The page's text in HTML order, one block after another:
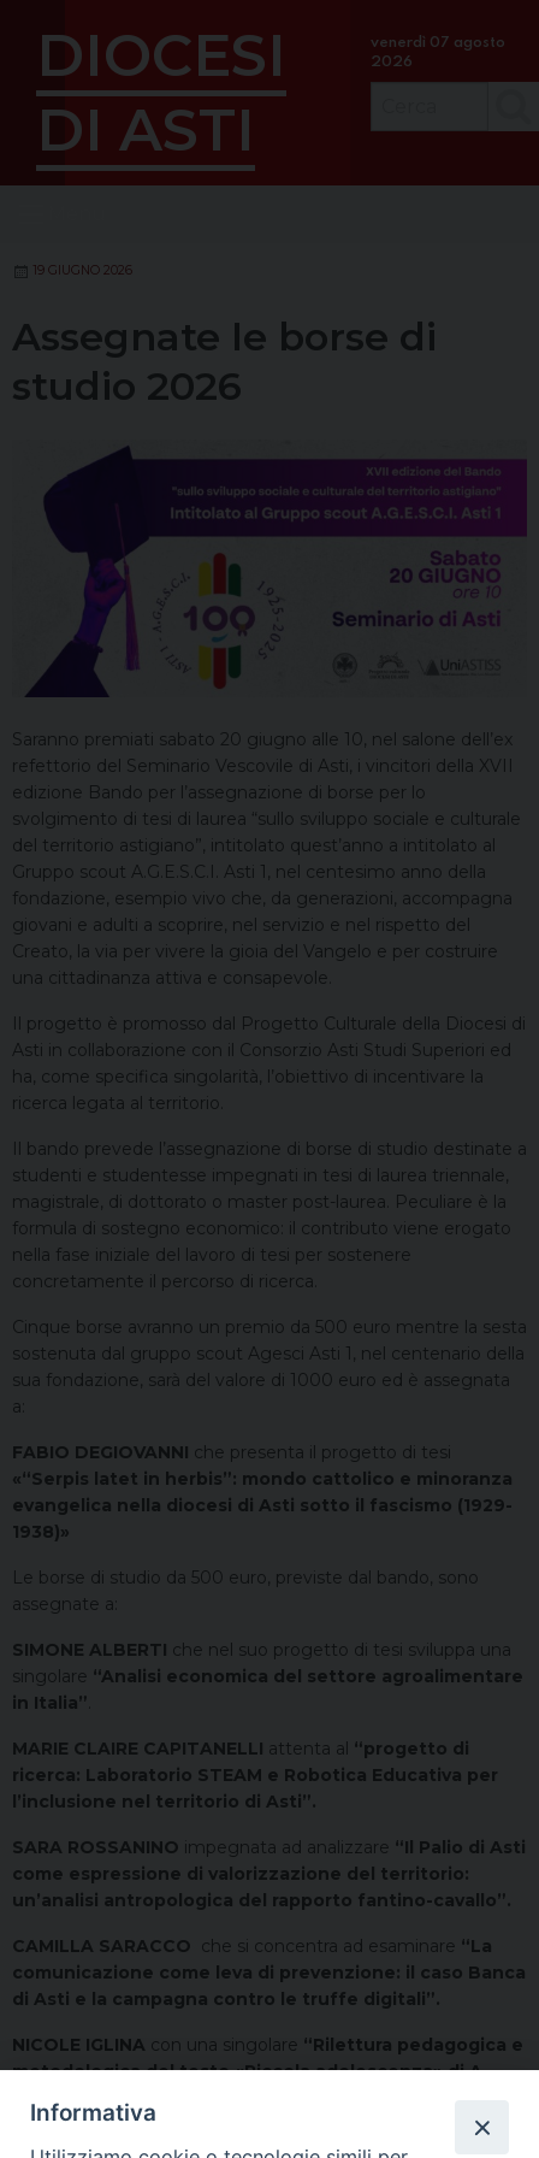
c
venerdì 07 agosto
2026
DIOCESI
DI ASTI
19 GIUGNO 2026
Assegnate le borse di
studio 2026
Saranno premiati sabato 20 giugno alle 10, nel salone dell’ex
refettorio del Seminario Vescovile di Asti, i vincitori della XVII
edizione Bando per l’assegnazione di borse per lo
svolgimento di tesi di laurea “sullo sviluppo sociale e culturale
del territorio astigiano”, intitolato quest’anno a intitolato al
Gruppo scout A.G.E.S.C.I. Asti 1, nel centesimo anno della
fondazione, esempio vivo che, da generazioni, accompagna
giovani e adulti a scoprire, nel servizio e nel rispetto del
Creato, la via per vivere la gioia del Vangelo e per costruire
una cittadinanza attiva e consapevole.
Il progetto è promosso dal Progetto Culturale della Diocesi di
Asti in collaborazione con il Consorzio Asti Studi Superiori ed
ha, come specifica singolarità, l’obiettivo di incentivare la
ricerca legata al territorio.
Il bando prevede l’assegnazione di borse di studio destinate a
studenti e studentesse impegnati in tesi di laurea triennale,
magistrale, di dottorato o master post-laurea. Peculiare è la
formula di sostegno economico: il contributo viene erogato
nella fase iniziale del lavoro di tesi per sostenere
concretamente il percorso di ricerca.
Cinque borse avranno un premio da 500 euro mentre la sesta
sostenuta dal gruppo scout Agesci Asti 1, nel centenario della
sua fondazione, sarà del valore di 1000 euro ed è assegnata
a:
FABIO DEGIOVANNI che presenta il progetto di tesi
«“Serpis latet in herbis”: mondo cattolico e minoranza
evangelica nella diocesi di Asti sotto il fascismo (1929-
1938)»
Le borse di studio da 500 euro, previste dal bando, sono
assegnate a:
SIMONE ALBERTI che nel suo progetto di tesi sviluppa una
singolare “Analisi economica del settore agroalimentare
in Italia”
MARIE CLAIRE CAPITANELLI attenta al “progetto di
ricerca: Laboratorio STEAM e Robotica Educativa per
l’inclusione nel territorio di Asti”.
SARA ROSSANINO impegnata ad analizzare “Il Palio di Asti
come espressione di valorizzazione del territorio:
un’analisi antropologica del rapporto fantino-cavallo”.
CAMILLA SARACCO che si concentra ad esaminare “La
comunicazione come leva di prevenzione: il caso Banca
di Asti e la campagna contro le truffe digitali”.
NICOLE IGLINA con una singolare “Rilettura pedagogica e
metodologica del testo «Piccola adolescenza» di A.
Bertinetti come delicato ponte tra il sistema integrato
0-6 e la scuola primaria”.
Informativa